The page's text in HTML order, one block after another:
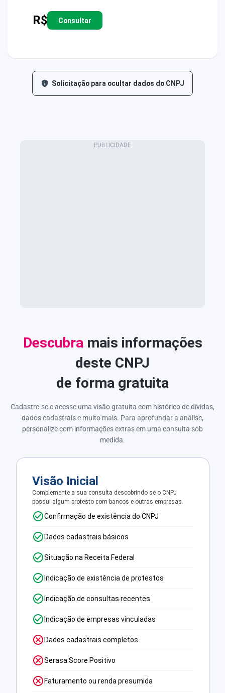
R$ Consultar
Solicitação para ocultar dados do CNPJ
Descubramais informações
deste CNPJ
de forma gratuita
Cadastre-se e acesse uma visão gratuita com histórico de dívidas,
dados cadastrais e muito mais. Para aprofundar a análise,
personalize com informações extras em uma consulta sob
medida.
Visão Inicial
Complemente a sua consulta descobrindo se o CNPJ
possui algum protesto com bancos e outras empresas.
Confirmação de existência do CNPJ
Dados cadastrais básicos
Situação na Receita Federal
Indicação de existência de protestos
Indicação de consultas recentes
Indicação de empresas vinculadas
Dados cadastrais completos
Serasa Score Positivo
Faturamento ou renda presumida